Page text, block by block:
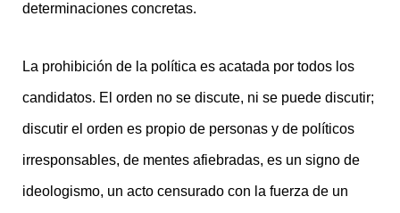
determinaciones concretas.
La prohibición de la política es acatada por todos los
candidatos. El orden no se discute, ni se puede discutir;
discutir el orden es propio de personas y de políticos
irresponsables, de mentes afiebradas, es un signo de
ideologismo, un acto censurado con la fuerza de un